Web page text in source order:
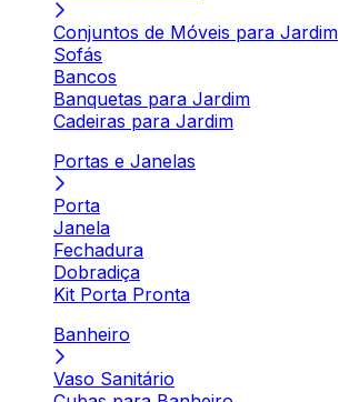
Conjuntos de Móveis para Jardim
Sofás
Bancos
Banquetas para Jardim
Cadeiras para Jardim
Portas e Janelas
Porta
Janela
Fechadura
Dobradiça
Kit Porta Pronta
Banheiro
Vaso Sanitário